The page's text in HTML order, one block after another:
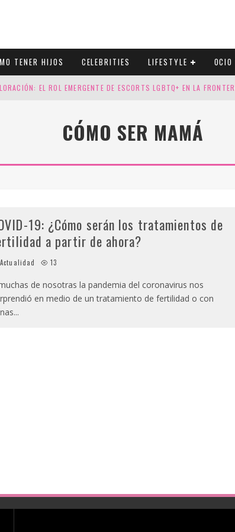
TENER HIJOS CELEBRITIES LIFESTYLE
EL ROL EMERGENTE DE ESCORTS LGBTQ+ EN LA
CUATRO SELLOS QUE HONRAN LA HISTORIA LGTB
CÓMO SER MAMÁ
19: ¿Cómo serán los tratamientos de
a partir de ahora?
Actualidad 13
de nosotras la pandemia del coronavirus nos
en medio de un tratamiento de fertilidad o con
...